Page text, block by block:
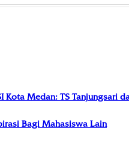
Medan: TS Tanjungsari
Bagi Mahasiswa Lain